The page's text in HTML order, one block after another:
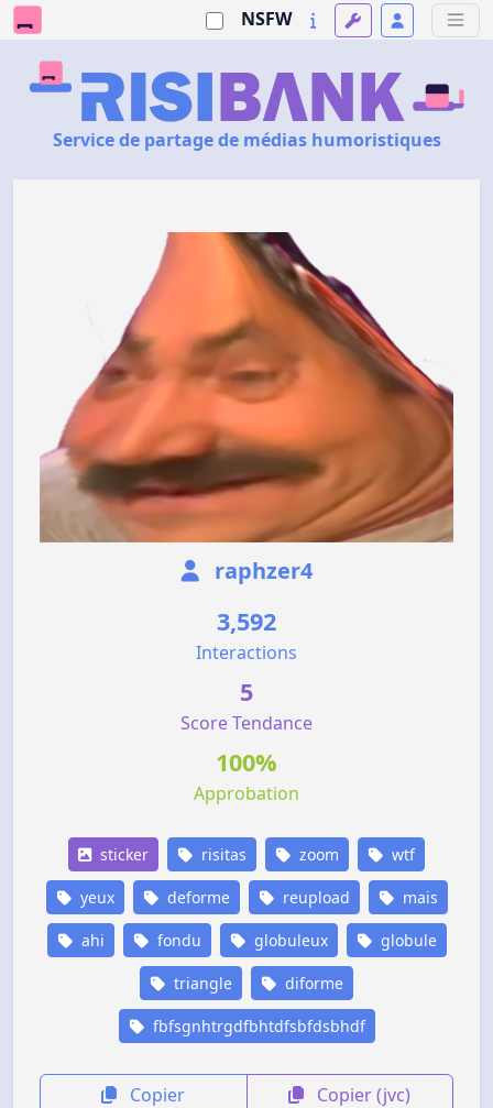
NSFW
Service de partage de médias humoristiques
raphzer4
3,592
Interactions
5
Score Tendance
100%
Approbation
sticker risitas zoom wtf
yeux deforme reupload mais
ahi fondu globuleux globule
triangle diforme
fbfsgnhtrgdfbhtdfsbfdsbhdf
Copier Copier (jvc)